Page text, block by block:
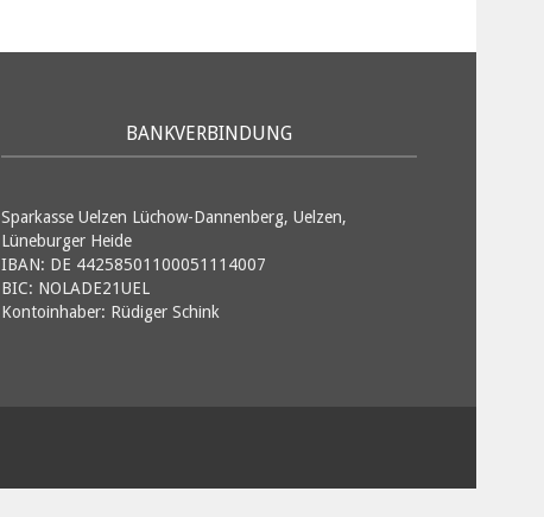
BANKVERBINDUNG
Sparkasse Uelzen Lüchow-Dannenberg, Uelzen,
Lüneburger Heide
IBAN: DE 44258501100051114007
BIC: NOLADE21UEL
Kontoinhaber: Rüdiger Schink